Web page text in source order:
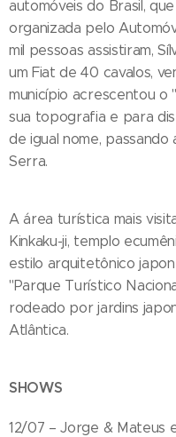
automóveis do Brasil,
organizada pelo
mil pessoas assistiram,
um Fiat de 40 cavalos,
município acrescentou o
sua topografia e para
de igual nome,
Serra.
A área turística mais
Kinkaku-ji, templo
estilo arquitetônico
"Parque Turístico
rodeado por jardins
Atlântica.
SHOWS
12/07 – Jorge & Mateus